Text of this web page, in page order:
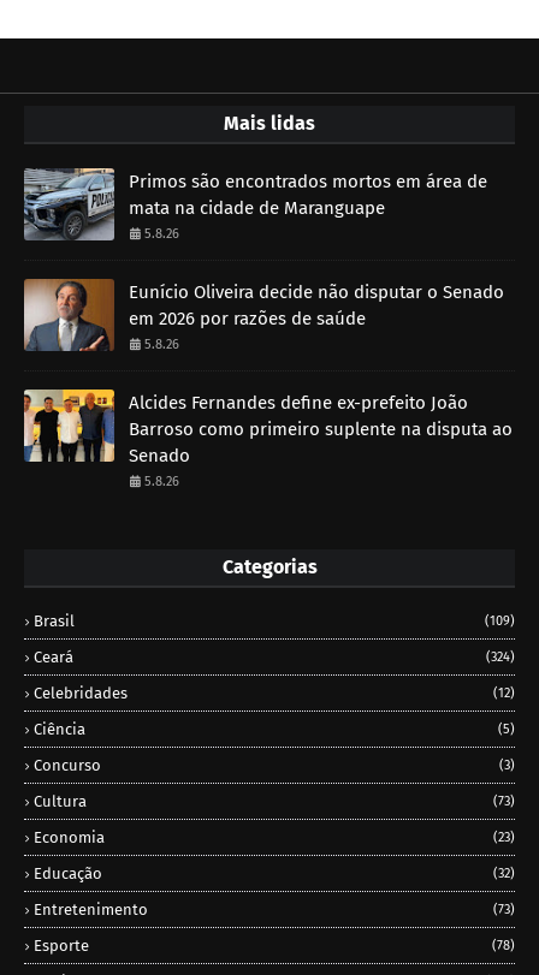
Mais lidas
Primos são encontrados mortos em área de
mata na cidade de Maranguape
5.8.26
Eunício Oliveira decide não disputar o Senado
em 2026 por razões de saúde
5.8.26
Alcides Fernandes define ex-prefeito João
Barroso como primeiro suplente na disputa ao
Senado
5.8.26
Categorias
Brasil (109)
Ceará (324)
Celebridades (12)
Ciência (5)
Concurso (3)
Cultura (73)
Economia (23)
Educação (32)
Entretenimento (73)
Esporte (78)